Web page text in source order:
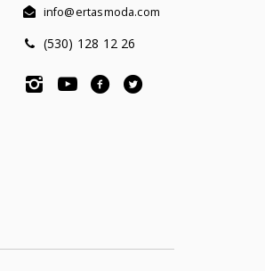
info@ertasmoda.com
(530) 128 12 26